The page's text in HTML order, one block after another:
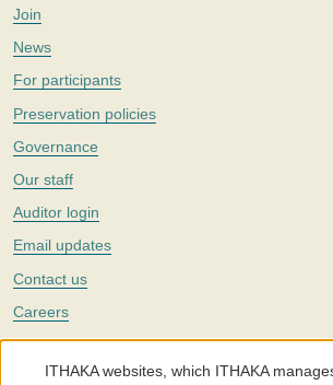
Join
News
For participants
Preservation policies
Governance
Our staff
Auditor login
Email updates
Contact us
Careers
Twitter
ITHAKA websites, which ITHAKA